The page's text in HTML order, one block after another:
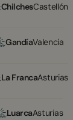
ChilchesCastellón
GandíaValencia
La FrancaAsturias
LuarcaAsturias